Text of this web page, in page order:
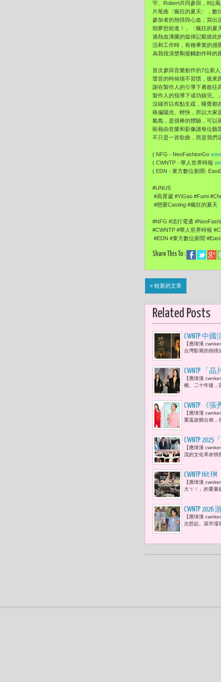
宇、Robert共同參與，8位
片尾曲〈瘋狂的夏天〉，數
參加者的熱情與心血，寫出
朝夢想前進！」〈瘋狂的夏
過熱血沸騰的旋律記載彼此
活和工作時，有種畢業的感
為我很清楚剛接觸創作時的
首次參與音樂創作的7位新
聲音的時候很不習慣，後來
謝在製作人的引導下勇敢往
製作人的指導下成功錄完。
沒碰所以有點生疏，睡覺都
格偏陽光、輕快，所以大家
氣氛，是很棒的體驗，可以
盼藉由音樂和影像讓每位聽
不只是一首歌曲，而是我們
( NFG - NeoFashionGo
( CWNTP - 華人世界時報
( EDN - 東方數位新聞-
#UNUS
#高胥崴 #YiGao #Fumi
#戀愛Casting #瘋狂的夏天
#NFG #流行電通
#CWNTP #華人世界時報
#EDN #東方數位新聞
Share This To :
« 較新的文章
Related Posts
CWNTP 中
戈 -- 步步
【應瑋漢
台灣影展的熱情
CWNTP 「
反思台灣
【應瑋漢
權。二十年後，
CWNTP 《
【應瑋漢
重返故鄉台南，
CWNTP
告成立 董
等劇打造
【應瑋漢
流的文化革命悄
CWNTP Hit
輯回歸，
【應瑋漢
大ㄎㄚ」的重量
CWNTP
歌，不會
【應瑋漢
次想起。當市場